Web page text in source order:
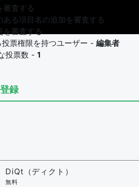
審査する
ある項目名の追加を審査する
を審査する
票権限を持つユーザー - 編集者
投票数 - 1
を持つユーザー -
審査する
査する
票権限を持つユーザー -
限を持つユーザー -
票権限を持つユーザー -
録
DiQt（ディクト）
無料